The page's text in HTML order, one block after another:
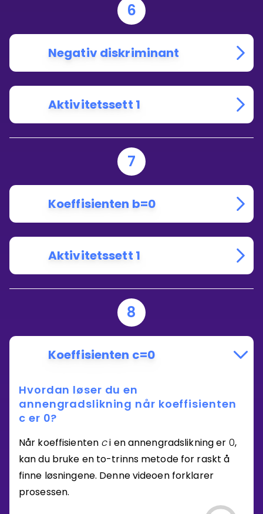
6
Negativ diskriminant
Aktivitetssett 1
7
Koeffisienten b=0
Aktivitetssett 1
8
Koeffisienten c=0
Hvordan løser du en
annengradslikning når koeffisienten
c er 0?
Når koeffisienten ci en annengradslikning er 0,
kan du bruke en to-trinns metode for raskt å
finne løsningene. Denne videoen forklarer
prosessen.